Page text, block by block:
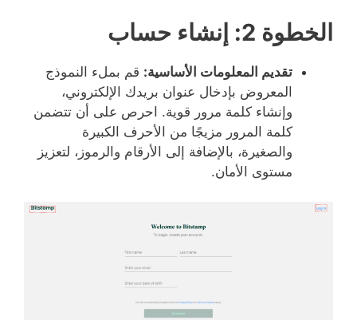
الخطوة 2: إنشاء حساب
تقديم المعلومات الأساسية: قم بملء النموذج
المعروض بإدخال عنوان بريدك الإلكتروني،
وإنشاء كلمة مرور قوية. احرص على أن تتضمن
كلمة المرور مزيجًا من الأحرف الكبيرة
والصغيرة، بالإضافة إلى الأرقام والرموز، لتعزيز
مستوى الأمان.